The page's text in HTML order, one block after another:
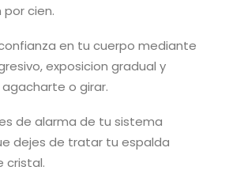
cien.
en tu cuerpo mediante
exposicion gradual y
o girar.
de alarma de tu sistema
dejes de tratar tu espalda
cristal.